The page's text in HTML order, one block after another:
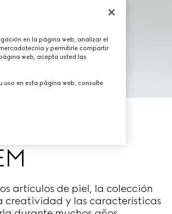
artículos de piel, la colección
creatividad y las características
en la página web, analizar el
y permitirle compartir
web, acepta usted las
uso en esta página web, consulte